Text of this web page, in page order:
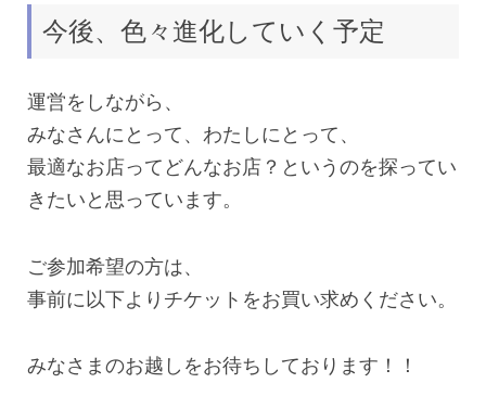
今後、色々進化していく予定
運営をしながら、
みなさんにとって、わたしにとって、
最適なお店ってどんなお店？というのを探ってい
きたいと思っています。
ご参加希望の方は、
事前に以下よりチケットをお買い求めください。
みなさまのお越しをお待ちしております！！